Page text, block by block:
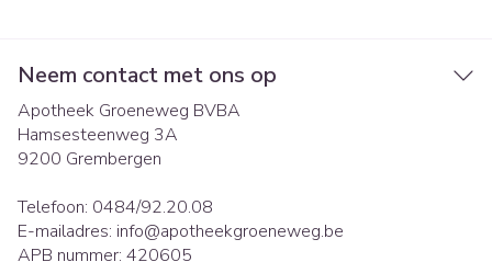
Neem contact met ons op
Apotheek Groeneweg BVBA
Hamsesteenweg 3A
9200 Grembergen
Telefoon: 0484/92.20.08
E-mailadres: info@apotheekgroeneweg.be
APB nummer: 420605